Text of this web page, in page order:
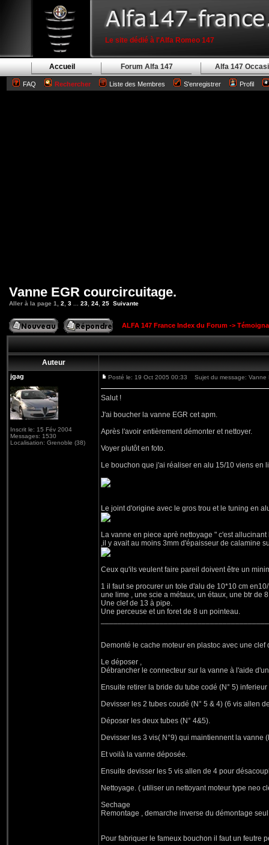
Le site dédié à l'Alfa Romeo 147
Accueil Forum Alfa 147 Alfa 147
FAQ Rechercher Liste des Membres S'enregistrer Profil
Vanne EGR courcircuitage.
Aller à la page 1 2 3 23 24 25 Suivante
ALFA 147 France Index du Forum ->
Auteur
jgag
Inscrit le: 15 Fév 2004
Messages: 1530
Localisation: Grenoble (38)
Posté le: 19 Oct 2005 00:33 Sujet du message: Vanne
Salut !
J'ai boucher la vanne EGR cet apm.
Après l'avoir entièrement démonter et nettoyer.
Voyer plutôt en foto.
Le bouchon que j'ai réaliser en alu 15/10 viens en
Le joint d'origine avec le gros trou et le tuning en
La vanne en piece aprè nettoyage " c'est
,il y avait au moins 3mm d'épaisseur de calamine
Ceux qu'ils veulent faire pareil doivent être un
1 il faut se procurer un tole d'alu de 10*10 cm
une lime , une scie a métaux, un étaux, une btr de
Une clef de 13 à pipe.
Une perceuse et un foret de 8 un pointeau.
Demonté le cache moteur en plastoc avec une clef
Le déposer ,
Débrancher le connecteur sur la vanne à l'aide
Ensuite retirer la bride du tube codé (N° 5)
Devisser les 2 tubes coudé (N° 5 & 4) (6 vis allen
Déposer les deux tubes (N° 4&5).
Devisser les 3 vis( N°9) qui maintiennent la vanne
Et voilà la vanne déposée.
Ensuite devisser les 5 vis allen de 4 pour
Nettoyage. ( utiliser un nettoyant moteur type neo
Sechage
Remontage , demarche inverse du démontage
Pour fabriquer le fameux bouchon il faut un feutre